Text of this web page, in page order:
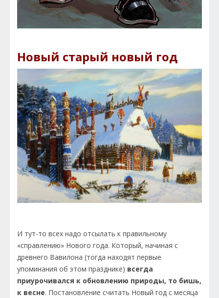
Новый старый новый год
И тут-то всех надо отсылать к правильному
«справлению» Нового года. Который, начиная с
древнего Вавилона (тогда находят первые
упоминания об этом празднике) всегда
приурочивался к обновлению природы, то бишь,
к весне. Постановление считать Новый год с месяца